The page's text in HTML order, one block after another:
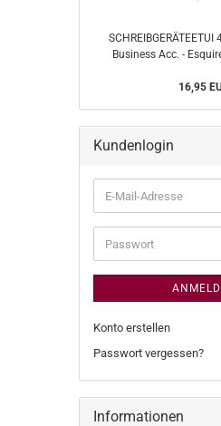
Business Acc. -
16,95
Kundenlogin
E-
Mail-
Adresse
Passwort
Konto erstellen
Passwort vergessen?
Informationen